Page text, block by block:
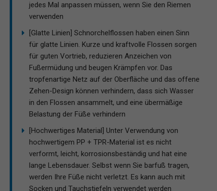
jedes Mal anpassen müssen, wenn Sie den Riemen
verwenden
[Glatte Linien] Schnorchelflossen haben einen Sinn
für glatte Linien. Kurze und kraftvolle Flossen sorgen
für guten Vortrieb, reduzieren Anzeichen von
Fußermüdung und beugen Krämpfen vor. Das
tropfenartige Netz auf der Oberfläche und das offene
Zehen-Design können verhindern, dass sich Wasser
in den Flossen ansammelt, und eine übermäßige
Belastung der Füße verhindern
[Hochwertiges Material] Unter Verwendung von
hochwertigem PP + TPR-Material ist es nicht
verformt, leicht, korrosionsbeständig und hat eine
lange Lebensdauer. Selbst wenn Sie barfuß tragen,
werden Ihre Füße nicht verletzt. Es kann auch mit
Socken und Tauchstiefeln verwendet werden